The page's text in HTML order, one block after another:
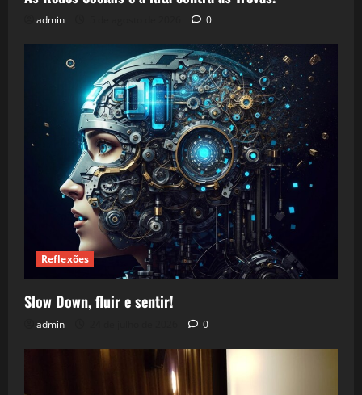
admin 0
Reflexões
Slow Down, fluir e sentir!
admin 0